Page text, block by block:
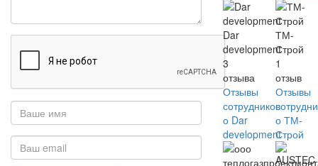
Dar
development
3
отзыва
Отзывы
сотрудников
о Dar
development
ТМ-
Строй
1
отзыв
Отзывы
о ТМ-
Строй